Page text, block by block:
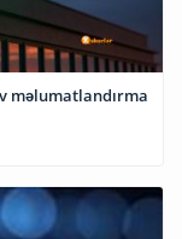
məlumatlandırma